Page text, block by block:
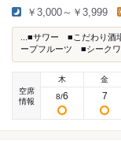
￥3,000～￥3,999
...■サワー ■こだわり
ープフルーツ ■シー
空席
情報
木
8/6
金
7